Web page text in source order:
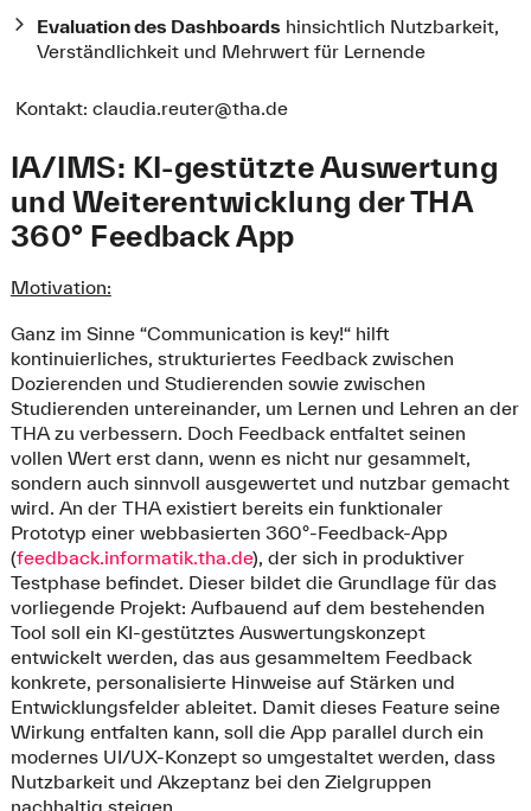
Evaluation des Dashboards hinsichtlich Nutzbarkeit,
Verständlichkeit und Mehrwert für Lernende
Kontakt: claudia.reuter@tha.de
IA/IMS: KI-gestützte Auswertung
und Weiterentwicklung der THA
360° Feedback App
Motivation:
Ganz im Sinne “Communication is key!“ hilft
kontinuierliches, strukturiertes Feedback zwischen
Dozierenden und Studierenden sowie zwischen
Studierenden untereinander, um Lernen und Lehren an der
THA zu verbessern. Doch Feedback entfaltet seinen
vollen Wert erst dann, wenn es nicht nur gesammelt,
sondern auch sinnvoll ausgewertet und nutzbar gemacht
wird. An der THA existiert bereits ein funktionaler
Prototyp einer webbasierten 360°-Feedback-App
(feedback.informatik.tha.de), der sich in produktiver
Testphase befindet. Dieser bildet die Grundlage für das
vorliegende Projekt: Aufbauend auf dem bestehenden
Tool soll ein KI-gestütztes Auswertungskonzept
entwickelt werden, das aus gesammeltem Feedback
konkrete, personalisierte Hinweise auf Stärken und
Entwicklungsfelder ableitet. Damit dieses Feature seine
Wirkung entfalten kann, soll die App parallel durch ein
modernes UI/UX-Konzept so umgestaltet werden, dass
Nutzbarkeit und Akzeptanz bei den Zielgruppen
nachhaltig steigen.